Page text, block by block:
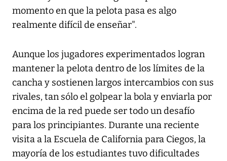
momento en que la pelota pasa es algo
realmente difícil de enseñar".
Aunque los jugadores experimentados logran
mantener la pelota dentro de los límites de la
cancha y sostienen largos intercambios con sus
rivales, tan sólo el golpear la bola y enviarla por
encima de la red puede ser todo un desafío
para los principiantes. Durante una reciente
visita a la Escuela de California para Ciegos, la
mayoría de los estudiantes tuvo dificultades